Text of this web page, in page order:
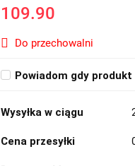
109.90
Do przechowalni
Powiadom gdy
Wysyłka w ciągu
Cena przesyłki